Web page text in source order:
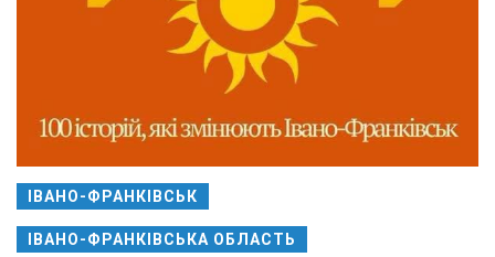
ІВАНО-ФРАНКІВСЬК
ІВАНО-ФРАНКІВСЬКА ОБЛАСТЬ